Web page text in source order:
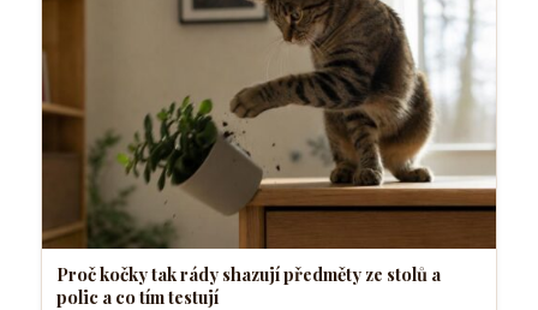
Proč kočky tak rády shazují předměty ze stolů a
polic a co tím testují